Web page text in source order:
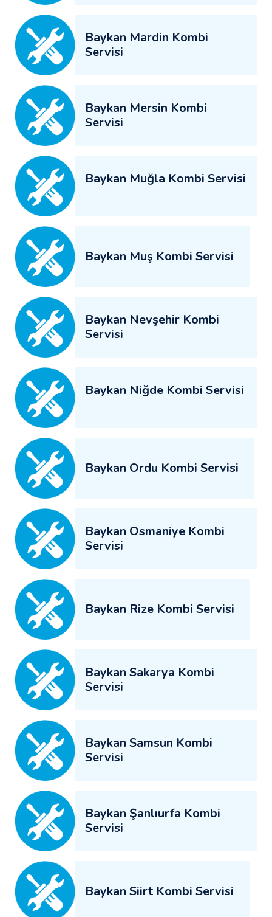
Baykan Mardin Kombi
Servisi
Baykan Mersin Kombi
Servisi
Baykan Muğla Kombi Servisi
Baykan Muş Kombi Servisi
Baykan Nevşehir Kombi
Servisi
Baykan Niğde Kombi Servisi
Baykan Ordu Kombi Servisi
Baykan Osmaniye Kombi
Servisi
Baykan Rize Kombi Servisi
Baykan Sakarya Kombi
Servisi
Baykan Samsun Kombi
Servisi
Baykan Şanlıurfa Kombi
Servisi
Baykan Siirt Kombi Servisi